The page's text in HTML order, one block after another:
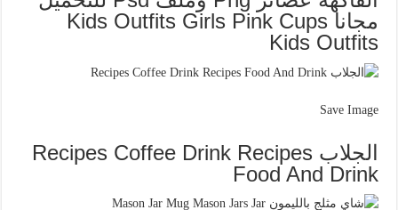
مجانا Kids Outfits Girls Pink Cups
Kids Outfits
Save Image
الجلاب Recipes Coffee Drink Recipes
Food And Drink